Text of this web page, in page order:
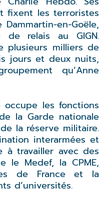
fixent les terroristes
en-Goële,
de relais au GIGN.
plusieurs milliers de
jours et deux nuits,
qu’Anne
les fonctions
la Garde nationale
la réserve militaire.
interarmées et
à travailler avec des
le Medef, la CPME,
de France et la
d’universités.